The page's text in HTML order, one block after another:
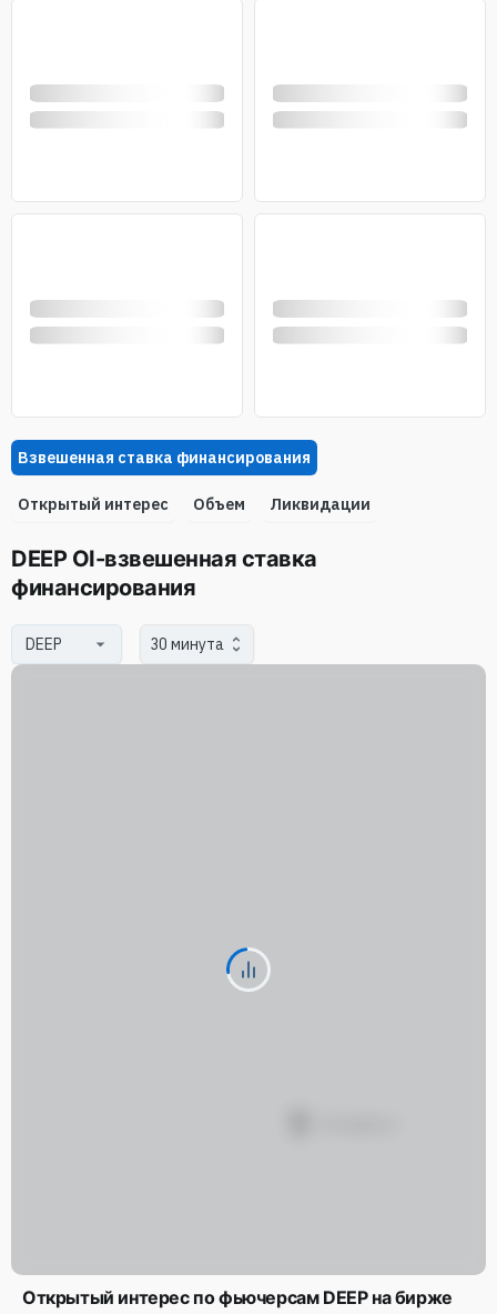
Взвешенная ставка финансирования
Oткрытый интерес Объем Ликвидации
DEEP OI-взвешенная ставка
финансирования
30 минута
Открытый интерес по фьючерсам DEEP на бирже